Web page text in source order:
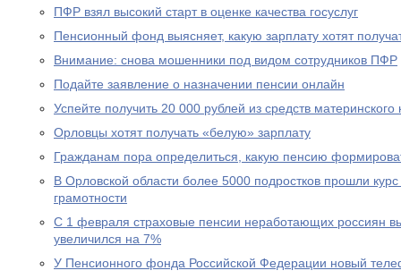
ПФР взял высокий старт в оценке качества госуслуг
Пенсионный фонд выясняет, какую зарплату хотят
Внимание: снова мошенники под видом сотрудников ПФР
Подайте заявление о назначении пенсии онлайн
Успейте получить 20 000 рублей из средств материнского
Орловцы хотят получать «белую» зарплату
Гражданам пора определиться, какую пенсию
В Орловской области более 5000 подростков прошли
грамотности
С 1 февраля страховые пенсии неработающих россиян
увеличился на 7%
У Пенсионного фонда Российской Федерации новый